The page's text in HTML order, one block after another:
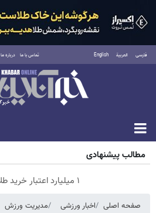
فارسی العربية English تماس با ما درباره ما
جمعه ۱۶ مرداد ۱۴۰۵
مطالب پیشنهادی
۱ میلیارد اعتبار خرید طلا | بدون ضامن و چک
صفحه اصلی اخبار ورزشی مدیریت ورزش